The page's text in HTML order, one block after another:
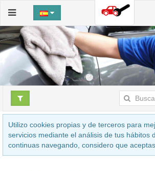
Utilizo cookies propias y de terceros para
servicios mediante el análisis de tus hábitos
continuas navegando, considero que